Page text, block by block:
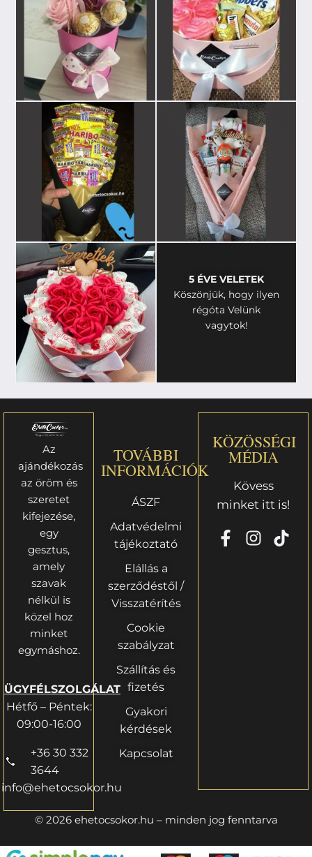
5 ÉVE VELETEK
Köszönjük, hogy ilyen
régóta Velünk
vagytok!
Az
ajándékozás
az öröm és
szeretet
kifejezése,
egy
gesztus,
amely
szavak
nélkül is
közel hoz
minket
egymáshoz.
ÜGYFÉLSZOLGÁLAT
Hétfő – Péntek:
09:00-16:00
+36 30 332
3644
info@ehetocsokor.hu
TOVÁBBI
INFORMÁCIÓK
ÁSZF
Adatvédelmi
tájékoztató
Elállás a
szerződéstől /
Visszatérítés
Cookie
szabályzat
Szállítás és
fizetés
Gyakori
kérdések
Kapcsolat
KÖZÖSSÉGI
MÉDIA
Kövess
minket itt is!
© 2026 ehetocsokor.hu – minden jog fenntarva